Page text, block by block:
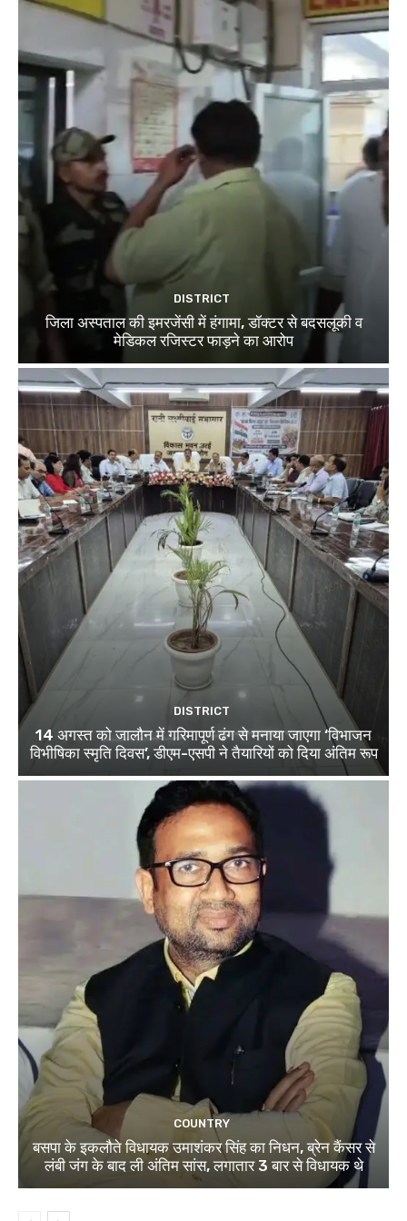
DISTRICT
जिला अस्पताल की इमरजेंसी में हंगामा, डॉक्टर से बदसलूकी व
मेडिकल रजिस्टर फाड़ने का आरोप
DISTRICT
14 अगस्त को जालौन में गरिमापूर्ण ढंग से मनाया जाएगा ‘विभाजन
विभीषिका स्मृति दिवस’, डीएम-एसपी ने तैयारियों को दिया अंतिम रूप
COUNTRY
बसपा के इकलौते विधायक उमाशंकर सिंह का निधन, ब्रेन कैंसर से
लंबी जंग के बाद ली अंतिम सांस, लगातार 3 बार से विधायक थे